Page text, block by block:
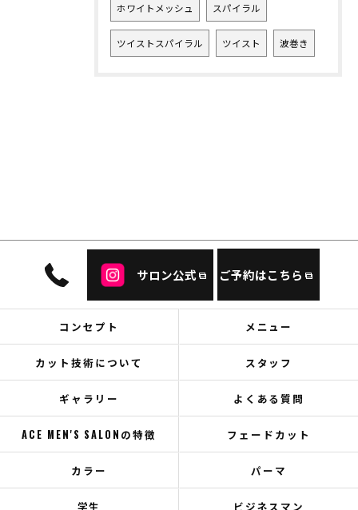
ホワイトメッシュ スパイラル
ツイストスパイラル ツイスト 波巻き
サロン公式 ご予約はこちら
コンセプト メニュー
カット技術について スタッフ
ギャラリー よくある質問
ACE MEN'S SALONの特徴 フェードカット
カラー パーマ
学生 ビジネスマン